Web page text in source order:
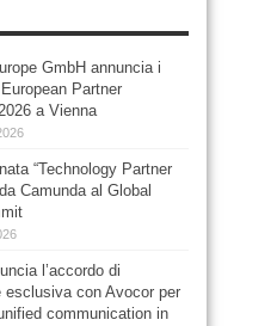
GmbH annuncia i
Partner
a Vienna
“Technology Partner
Camunda al Global
l’accordo di
esclusiva con Avocor per
communication in